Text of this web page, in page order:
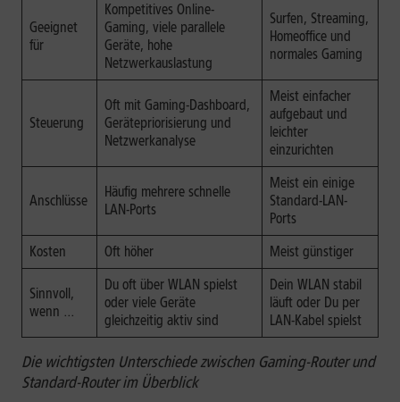
Geeignet
für
Kompetitives Online-
Gaming, viele parallele
Geräte, hohe
Netzwerkauslastung
Surfen, Streaming,
Homeoffice und
normales Gaming
Steuerung
Oft mit Gaming-Dashboard,
Gerätepriorisierung und
Netzwerkanalyse
Meist einfacher
aufgebaut und
leichter
einzurichten
Anschlüsse
Häufig mehrere schnelle
LAN-Ports
Meist ein einige
Standard-LAN-
Ports
Kosten
Oft höher Meist günstiger
Sinnvoll,
wenn …
Du oft über WLAN spielst
oder viele Geräte
gleichzeitig aktiv sind
Dein WLAN stabil
läuft oder Du per
LAN-Kabel spielst
Die wichtigsten Unterschiede zwischen Gaming-Router und
Standard-Router im Überblick